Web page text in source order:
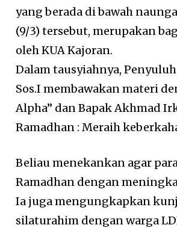
yang berada di bawah
(9/3) tersebut, merupakan
oleh KUA Kajoran.
Dalam tausyiahnya,
Sos.I membawakan materi
Alpha” dan Bapak Akhmad
Ramadhan : Meraih
Beliau menekankan agar
Ramadhan dengan
Ia juga mengungkapkan
silaturahim dengan warga